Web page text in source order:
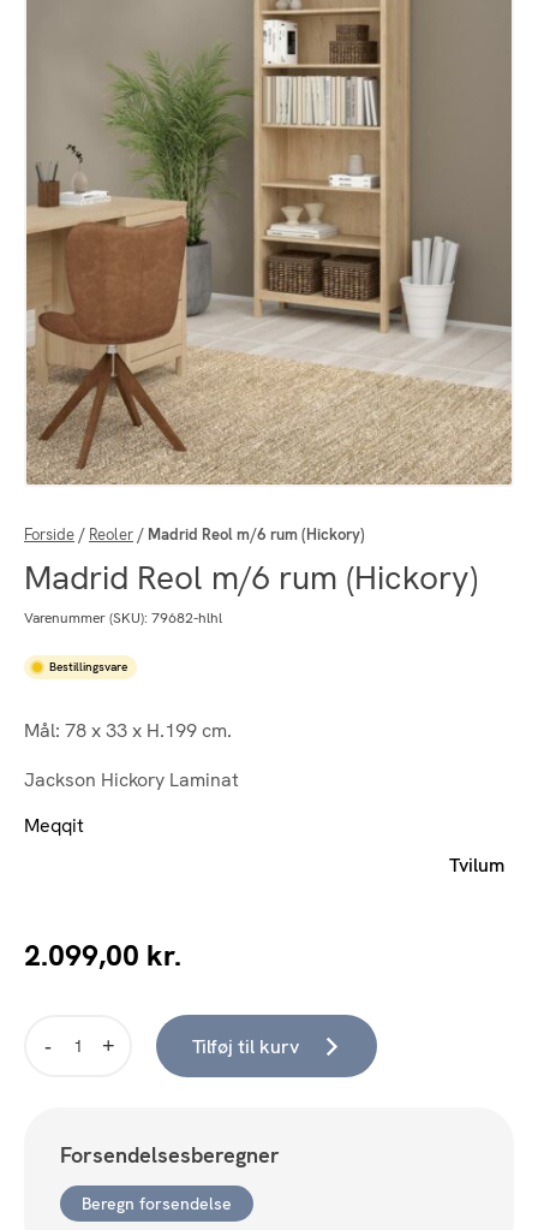
Forside / Reoler / Madrid Reol m/6 rum (Hickory)
Madrid Reol m/6 rum (Hickory)
Varenummer (SKU): 79682-hlhl
Bestillingsvare
Mål: 78 x 33 x H.199 cm.
Jackson Hickory Laminat
Meqqit
Tvilum
2.099,00 kr.
(Hickory)
Tilføj til kurv
Forsendelsesberegner
Beregn forsendelse